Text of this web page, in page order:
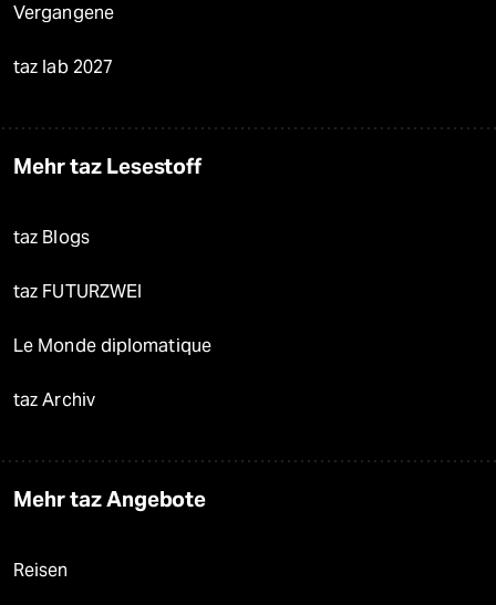
Vergangene
taz lab 2027
Mehr taz Lesestoff
taz Blogs
taz FUTURZWEI
Le Monde diplomatique
taz Archiv
Mehr taz Angebote
Reisen